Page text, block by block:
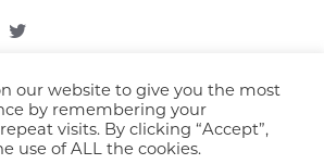
© 2026 LLC Mizuki
our website to give you the most
by remembering your
visits. By clicking “Accept”,
use of ALL the cookies.